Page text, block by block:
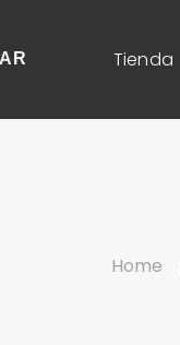
Tienda
Home